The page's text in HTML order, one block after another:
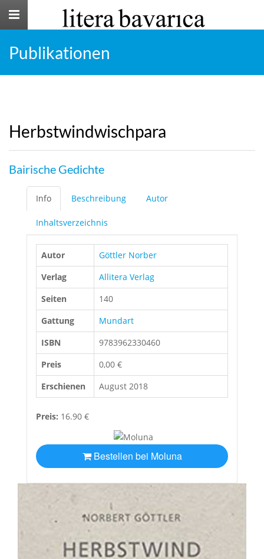
Toggle
Publikationen
Herbstwindwischpara
Bairische Gedichte
Info Beschreibung Autor
Inhaltsverzeichnis
Autor
Göttler Norber
Verlag
Allitera Verlag
Seiten
140
Gattung
Mundart
ISBN
9783962330460
Preis
0,00 €
Erschienen
August 2018
Preis: 16.90 €
Bestellen bei Moluna